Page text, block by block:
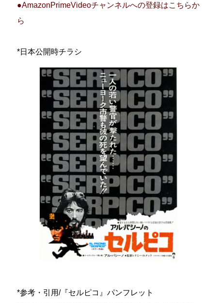
●AmazonPrimeVideoチャンネルへの登録はこちらか
ら
*日本公開時チラシ
*参考・引用/『セルピコ』パンフレット